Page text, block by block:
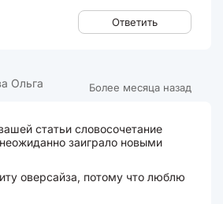
Ответить
Более месяца назад
Ольга
статьи словосочетание
заиграло новыми
оверсайза, потому что люблю